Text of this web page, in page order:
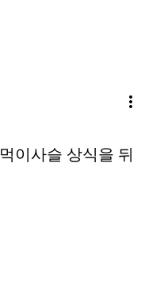
more_vert
이사슬 상식을 뒤